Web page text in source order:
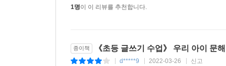
1명이 이 리뷰를 추천합니다.
종이책 《초등 글쓰기 수업》 우리 아이 문
d*****9 2022-03-26 신고